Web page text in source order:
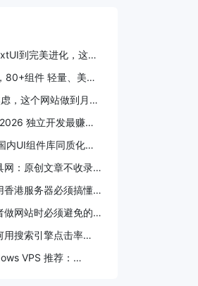
到完美进化，这个
80+组件 轻量、美
，这个网站做到月访
复刻路线独立开发最赚钱
内UI组件库同质化困
网：原创文章不收录的
香港服务器必须搞懂的
做网站时必须避免的四
用搜索引擎点击率
VPS 推荐：